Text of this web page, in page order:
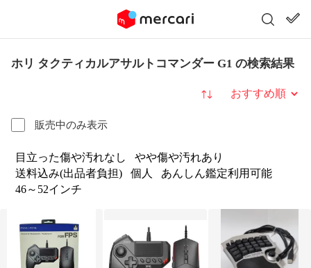
ホリ タクティカルアサルトコマンダー G1 の検索結果
販売中のみ表示
並び替え
目立った傷や汚れなし
やや傷や汚れあり
送料込み(出品者負担)
個人
あんしん鑑定利用可能
46～52インチ